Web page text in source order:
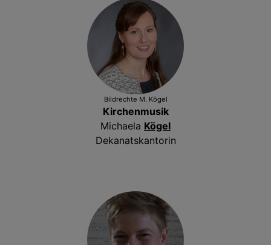
Bildrechte M. Kögel
Kirchenmusik
Michaela Kögel
Dekanatskantorin